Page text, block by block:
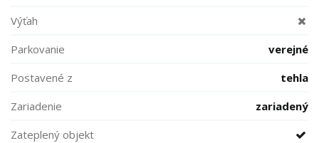
Výťah
Parkovanie
verejné
Postavené z
tehla
Zariadenie
zariadený
Zateplený objekt